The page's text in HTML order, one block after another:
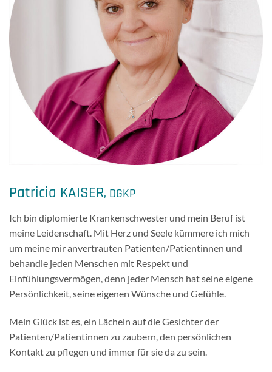
Patricia KAISER, DGKP
Ich bin diplomierte Krankenschwester und mein Beruf ist
meine Leidenschaft. Mit Herz und Seele kümmere ich mich
um meine mir anvertrauten Patienten/Patientinnen und
behandle jeden Menschen mit Respekt und
Einfühlungsvermögen, denn jeder Mensch hat seine eigene
Persönlichkeit, seine eigenen Wünsche und Gefühle.
Mein Glück ist es, ein Lächeln auf die Gesichter der
Patienten/Patientinnen zu zaubern, den persönlichen
Kontakt zu pflegen und immer für sie da zu sein.